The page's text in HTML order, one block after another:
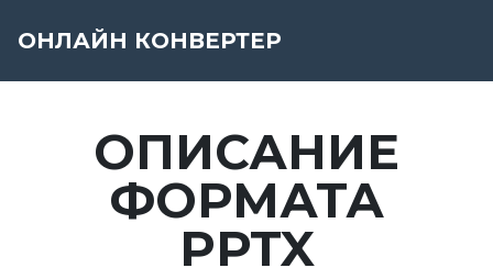
ОНЛАЙН КОНВЕРТЕР
ОПИСАНИЕ
ФОРМАТА
PPTX